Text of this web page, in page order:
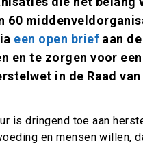
60
een open brief aan
en te zorgen voor
in de Raad van
is dringend toe aan
en mensen willen,